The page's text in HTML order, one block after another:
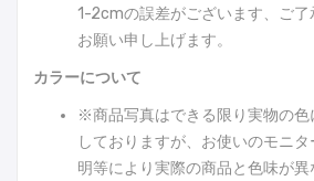
1-2cmの誤差がございます、ご了
お願い申し上げます。
カラーについて
※商品写真はできる限り実物の色
しておりますが、お使いのモニ
明等により実際の商品と色味が